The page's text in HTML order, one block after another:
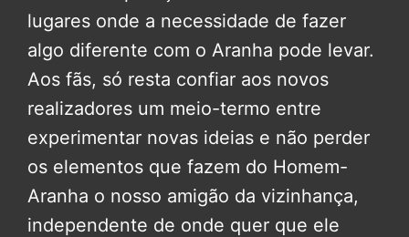
lugares onde a necessidade de fazer
algo diferente com o Aranha pode levar.
Aos fãs, só resta confiar aos novos
realizadores um meio-termo entre
experimentar novas ideias e não perder
os elementos que fazem do Homem-
Aranha o nosso amigão da vizinhança,
independente de onde quer que ele